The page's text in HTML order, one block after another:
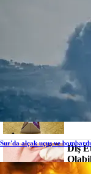
Diş
Sur'da alçak uçuş ve